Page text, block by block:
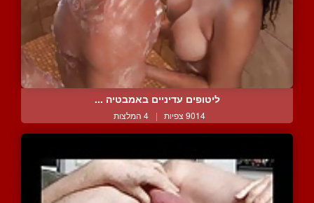
ליטופים עדיניים באמבטיה ...
9014 צפיות | 4 המלצות